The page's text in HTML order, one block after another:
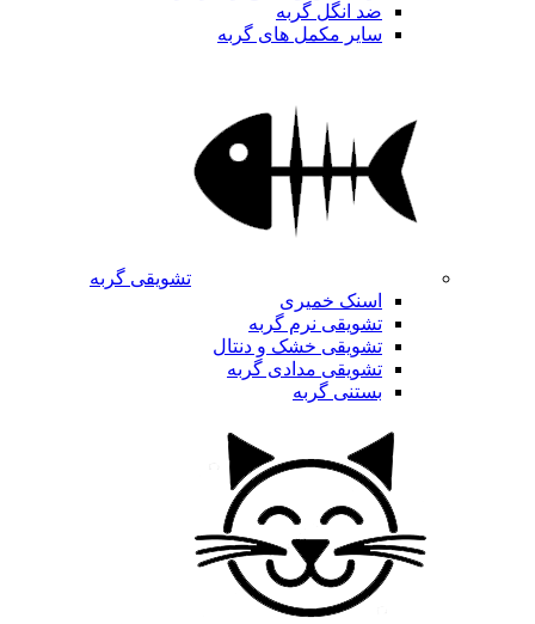
ضد انگل گربه
سایر مکمل های گربه
تشویقی گربه
اسنک خمیری
تشویقی نرم گربه
تشویقی خشک و دنتال
تشویقی مدادی گربه
بستنی گربه